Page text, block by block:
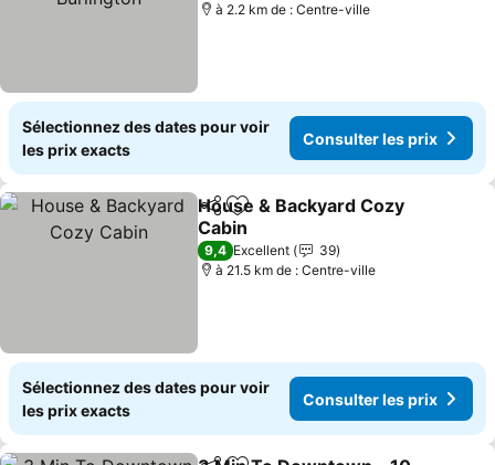
à 2.2 km de : Centre-ville
Sélectionnez des dates pour voir
les prix exacts
Consulter les prix
PartagerAjouter à mes favoris
House & Backyard Cozy
Cabin
9,4 Excellent
39
à 21.5 km de : Centre-ville
Sélectionnez des dates pour voir
les prix exacts
Consulter les prix